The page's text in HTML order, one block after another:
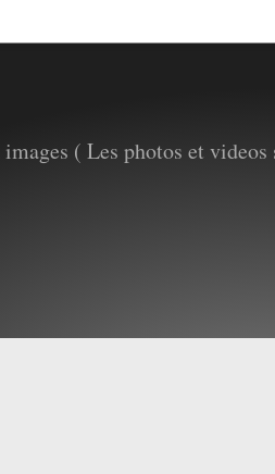
( Les photos et videos